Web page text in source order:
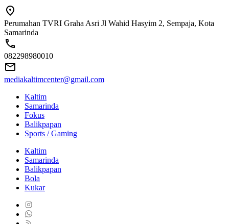
Perumahan TVRI Graha Asri Jl Wahid Hasyim 2, Sempaja, Kota
Samarinda
082298980010
mediakaltimcenter@gmail.com
Kaltim
Samarinda
Fokus
Balikpapan
Sports / Gaming
Kaltim
Samarinda
Balikpapan
Bola
Kukar